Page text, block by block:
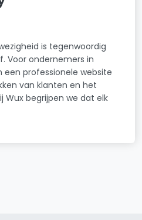
is tegenwoordig
Voor ondernemers in
een professionele website
van klanten en het
Wux begrijpen we dat elk